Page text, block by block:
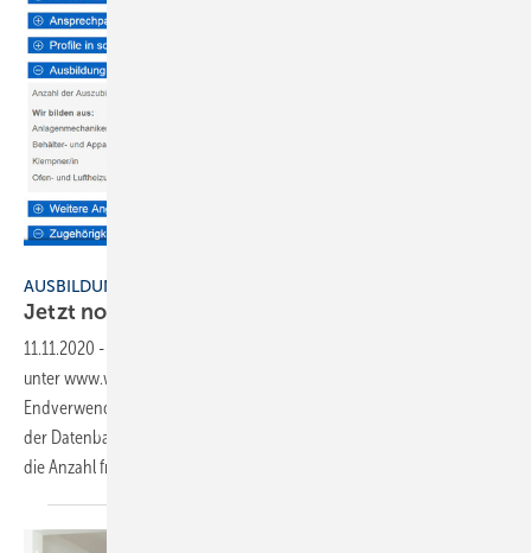
AUSBILDUNGSPLATZ
Jetzt noch freie Stelle(n)
11.11.2020 -
unter www.wasserwaermeluft.de, damit sie von Bauherren und
Endverwendern mit ihren Kompetenzfeldern gefunden werden. In
der Datenbank ist es ebenso möglich, den jeweiligen Lehrberuf und
die Anzahl freier Ausbildungsplätze anzugeben.